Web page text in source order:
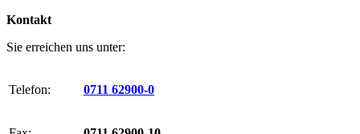
Kontakt
Sie erreichen uns unter:
Telefon: 0711 62900-0